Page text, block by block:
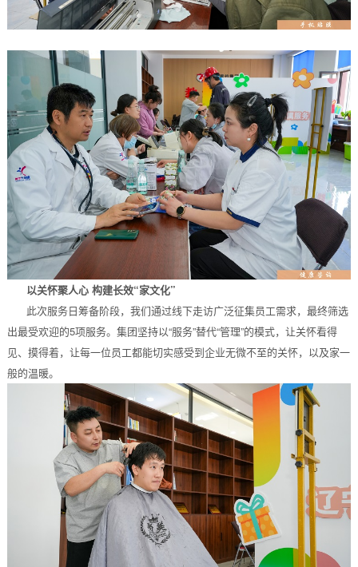
以关怀聚人心 构建长效“家文化”
此次服务日筹备阶段，我们通过线下走访广泛征集员工需求，最终筛选
出最受欢迎的5项服务。集团坚持以“服务”替代“管理”的模式，让关怀看得
见、摸得着，让每一位员工都能切实感受到企业无微不至的关怀，以及家一
般的温暖。